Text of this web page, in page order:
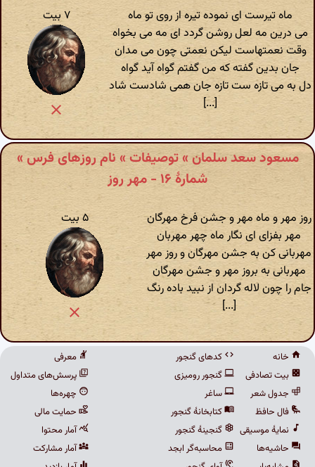
ماه تیرست ای نموده تیره از روی تو ماه
می درین مه لعل روشن گردد ای مه می بخواه
وقت نعمتهاست لیکن نعمتی چون می مدان
جان بدین گفته که من گفتم گواه آید گواه
دل به می تازه ست تازه جان همی شادست شاد
[...]
۷ بیت
مسعود سعد سلمان » توصیفات » نام روزهای فرس »
شمارهٔ ۱۶ - مهر روز
روز مهر و ماه مهر و جشن فرخ مهرگان
مهر بفزای ای نگار ماه چهر مهربان
مهربانی کن به جشن مهرگان و روز مهر
مهربانی به بروز مهر و جشن مهرگان
جام را چون لاله گردان از نبید باده رنگ
[...]
۵ بیت
خانه
بیت تصادفی
جدول شعر
فال حافظ
نمایهٔ موسیقی
حاشیه‌ها
کدهای گنجور
گنجور رومیزی
ساغر
کتابخانهٔ گنجور
گنجینهٔ گنجور
محاسبه‌گر ابجد
معرفی
پرسش‌های متداول
چهره‌ها
حمایت مالی
آمار محتوا
آمار مشارکت